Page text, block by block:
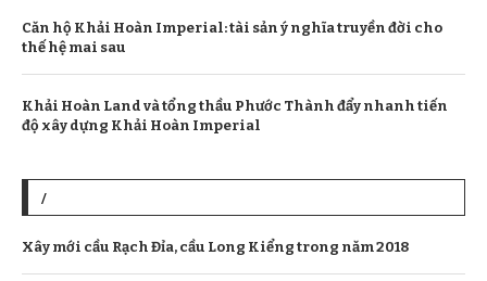
Căn hộ Khải Hoàn Imperial: tài sản ý nghĩa truyền đời cho
thế hệ mai sau
Khải Hoàn Land và tổng thầu Phước Thành đẩy nhanh tiến
độ xây dựng Khải Hoàn Imperial
/
Xây mới cầu Rạch Đỉa, cầu Long Kiểng trong năm 2018